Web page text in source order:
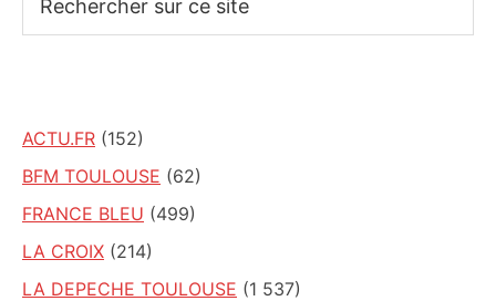
sur
ACTU.FR (152)
BFM TOULOUSE (62)
FRANCE BLEU (499)
LA CROIX (214)
LA DEPECHE TOULOUSE (1 537)